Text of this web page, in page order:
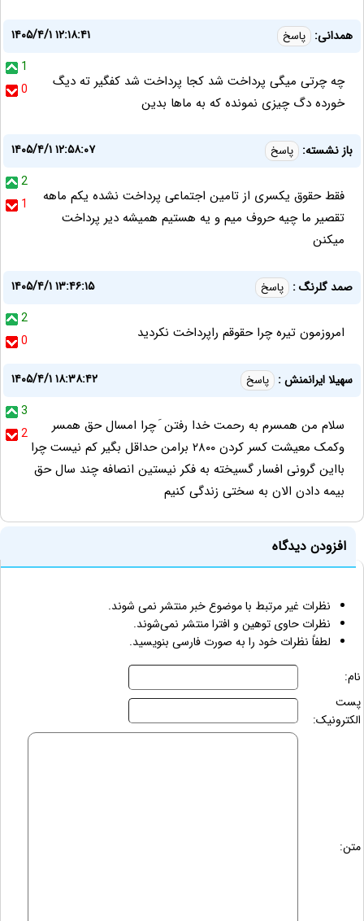
همدانی: پاسخ
۱۴۰۵/۴/۱ ۱۲:۱۸:۴۱
1
0
چه چرتی میگی پرداخت شد کجا پرداخت شد کفگیر ته دیگ
خورده دگ چیزی نمونده که به ماها بدین
باز نشسته: پاسخ
۱۴۰۵/۴/۱ ۱۲:۵۸:۰۷
2
1
فقط حقوق یکسری از تامین اجتماعی پرداخت نشده یکم ماهه
تقصیر ما چیه حروف میم و یه هستیم همیشه دیر پرداخت
میکنن
صمد گلرنگ : پاسخ
۱۴۰۵/۴/۱ ۱۳:۴۶:۱۵
2
0
امروزمون تیره چرا حقوقم راپرداخت نکردید
سهیلا ایرانمنش : پاسخ
۱۴۰۵/۴/۱ ۱۸:۳۸:۴۲
3
2
سلام من همسرم به رحمت خدا رفتن َ چرا امسال حق همسر
وکمک معیشت کسر کردن ۲۸۰۰ برامن حداقل بگیر کم نیست چرا
بااین گرونی افسار گسیخته به فکر نیستین انصافه چند سال حق
بیمه دادن الان به سختی زندگی کنیم
افزودن دیدگاه
نظرات غیر مرتبط با موضوع خبر منتشر نمی شوند.
نظرات حاوی توهین و افترا منتشر نمی‌شوند.
لطفاً نظرات خود را به صورت فارسی بنویسید.
نام:
پست
الکترونیک:
متن: